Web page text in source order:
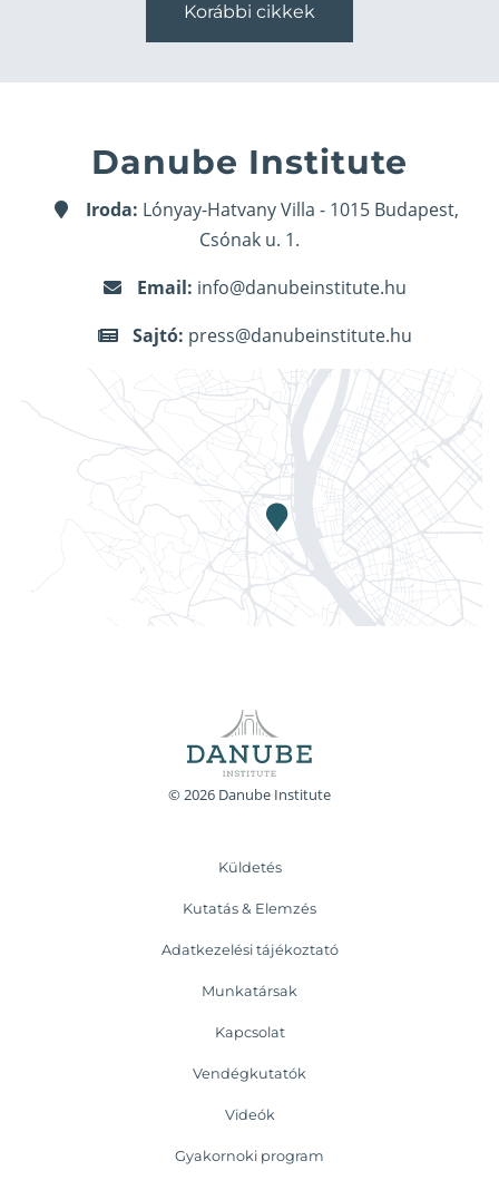
Korábbi cikkek
Danube Institute
Iroda: Lónyay-Hatvany Villa - 1015 Budapest,
Csónak u. 1.
Email: info@danubeinstitute.hu
Sajtó: press@danubeinstitute.hu
© 2026 Danube Institute
Küldetés
Kutatás & Elemzés
Adatkezelési tájékoztató
Munkatársak
Kapcsolat
Vendégkutatók
Videók
Gyakornoki program